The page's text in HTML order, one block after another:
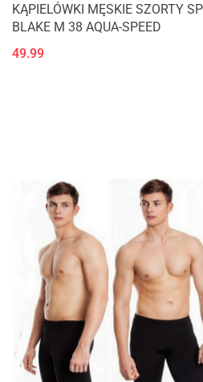
KĄPIELÓWKI MĘSKIE SZORTY
BLAKE M 38 AQUA-SPEED
49.99